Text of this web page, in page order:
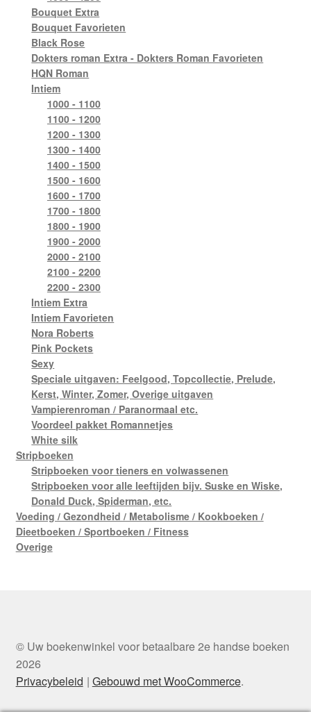
Bouquet Extra
Bouquet Favorieten
Black Rose
Dokters roman Extra - Dokters Roman Favorieten
HQN Roman
Intiem
1000 - 1100
1100 - 1200
1200 - 1300
1300 - 1400
1400 - 1500
1500 - 1600
1600 - 1700
1700 - 1800
1800 - 1900
1900 - 2000
2000 - 2100
2100 - 2200
2200 - 2300
Intiem Extra
Intiem Favorieten
Nora Roberts
Pink Pockets
Sexy
Speciale uitgaven: Feelgood, Topcollectie, Prelude,
Kerst, Winter, Zomer, Overige uitgaven
Vampierenroman / Paranormaal etc.
Voordeel pakket Romannetjes
White silk
Stripboeken
Stripboeken voor tieners en volwassenen
Stripboeken voor alle leeftijden bijv. Suske en Wiske,
Donald Duck, Spiderman, etc.
Voeding / Gezondheid / Metabolisme / Kookboeken /
Dieetboeken / Sportboeken / Fitness
Overige
© Uw boekenwinkel voor betaalbare 2e handse boeken
2026
Privacybeleid
Gebouwd met WooCommerce.